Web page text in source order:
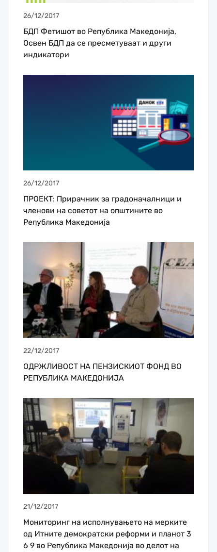
26/12/2017
БДП Фетишот во Република Македонија,
Освен БДП да се пресметуваат и други
индикатори
26/12/2017
ПРОЕКТ: Прирачник за градоначалници и
членови на советот на општините во
Република Македонија
22/12/2017
ОДРЖЛИВОСТ НА ПЕНЗИСКИОТ ФОНД ВО
РЕПУБЛИКА МАКЕДОНИЈА
21/12/2017
Мониторинг на исполнувањето на мерките
од Итните демократски реформи и планот 3
6 9 во Република Македонија во делот на